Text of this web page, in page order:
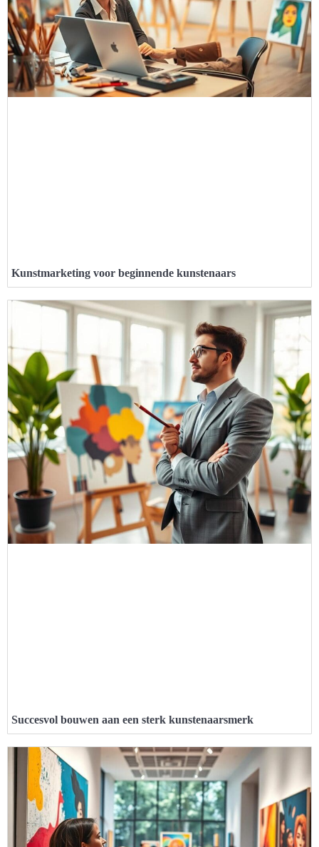
Kunstmarketing voor beginnende kunstenaars
Succesvol bouwen aan een sterk kunstenaarsmerk